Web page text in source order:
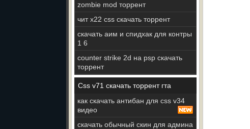
zombie mod торрент
чит x22 css скачать торрент
скачать аим и спидхак для контры
1 6
counter strike 2d на psp скачать
торрент
Css v71 скачать торрент гта
как скачать антибан для css v34
видео
скачать обычный скин для админа